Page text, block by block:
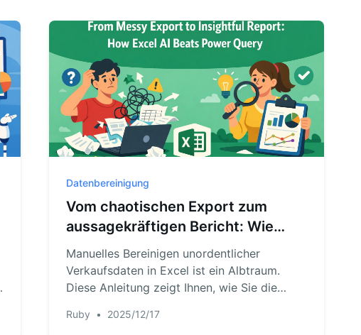
mühsame Aufgaben in ein einfaches
Gespräch verwandelt.
Datenbereinigung
Vom chaotischen Export zum
aussagekräftigen Bericht: Wie
Excel KI Power Query schlägt
Manuelles Bereinigen unordentlicher
Verkaufsdaten in Excel ist ein Albtraum.
Diese Anleitung zeigt Ihnen, wie Sie die
und mit RowSpeak Ihre Daten automatisch
Ruby • 2025/12/17